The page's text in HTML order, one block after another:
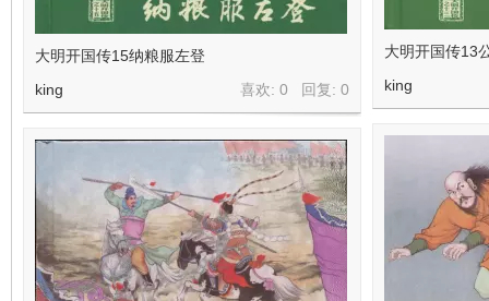
大明开国传15纳粮服左登
喜欢: 0 回复: 0
king
大明开国传13
king